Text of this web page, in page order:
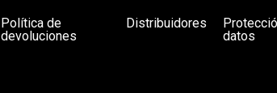
Política de
devoluciones
Distribuidores
datos